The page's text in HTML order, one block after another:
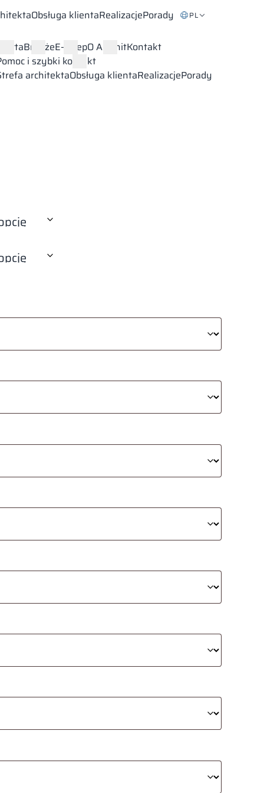
Obsługa klientaRealizacjePorady PL
BranżeE-sklepO AlsanitKontakt
i szybki kontakt
architektaObsługa klientaRealizacjePorady